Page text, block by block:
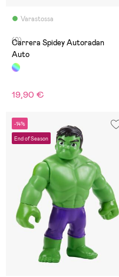
Varastossa
(0)
Carrera Spidey Autoradan
Auto
19,90 €
-14%
End of Season